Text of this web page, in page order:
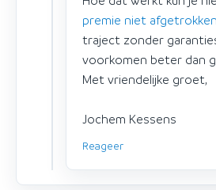
premie niet afgetrokken
traject zonder
voorkomen beter dan
Met vriendelijke groet,
Jochem Kessens
Reageer